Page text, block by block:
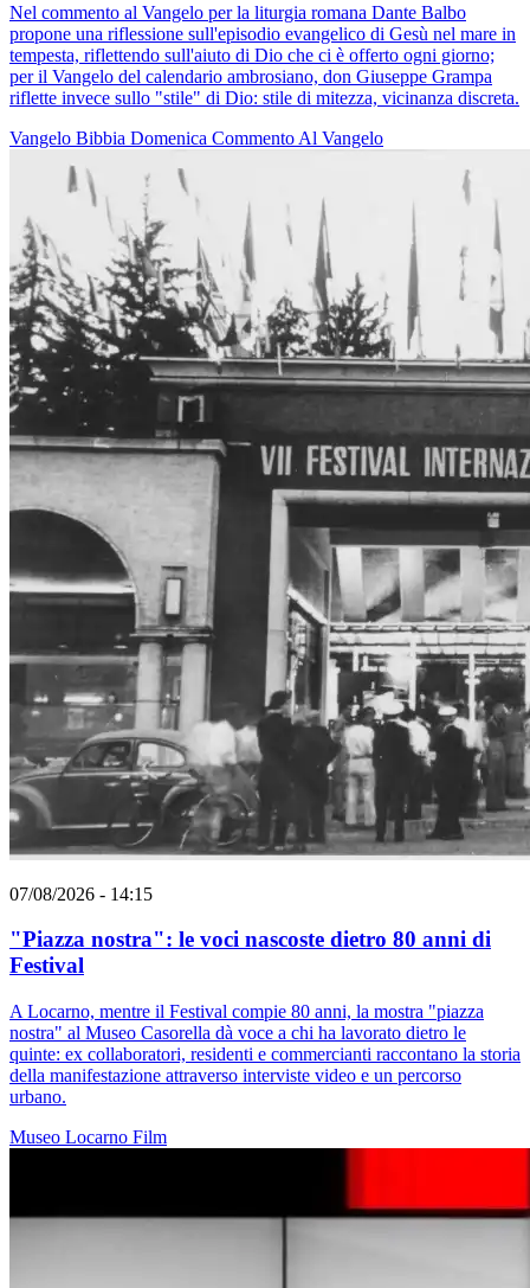
Nel commento al Vangelo per la liturgia romana Dante Balbo
propone una riflessione sull'episodio evangelico di Gesù nel mare in
tempesta, riflettendo sull'aiuto di Dio che ci è offerto ogni giorno;
per il Vangelo del calendario ambrosiano, don Giuseppe Grampa
riflette invece sullo "stile" di Dio: stile di mitezza, vicinanza discreta.
Vangelo Bibbia Domenica Commento Al Vangelo
07/08/2026 - 14:15
"Piazza nostra": le voci nascoste dietro 80 anni di
Festival
A Locarno, mentre il Festival compie 80 anni, la mostra "piazza
nostra" al Museo Casorella dà voce a chi ha lavorato dietro le
quinte: ex collaboratori, residenti e commercianti raccontano la storia
della manifestazione attraverso interviste video e un percorso
urbano.
Museo Locarno Film